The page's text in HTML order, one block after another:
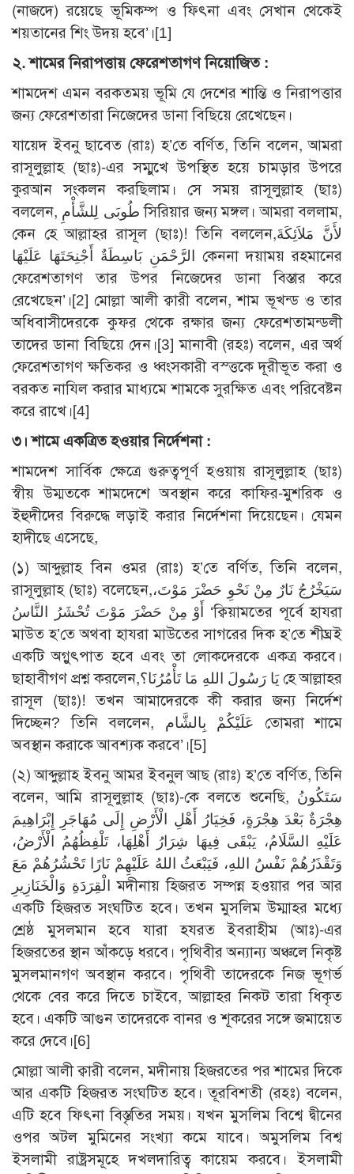
(নাজদে) রয়েছে ভূমিকম্প ও ফিৎনা এবং সেখান থেকেই
শয়তানের শিং উদয় হবে’।[1]
২. শামের নিরাপত্তায় ফেরেশতাগণ নিয়োজিত :
শামদেশ এমন বরকতময় ভূমি যে দেশের শান্তি ও নিরাপত্তার
জন্য ফেরেশতারা নিজেদের ডানা বিছিয়ে রেখেছেন।
যায়েদ ইবনু ছাবেত (রাঃ) হ’তে বর্ণিত, তিনি বলেন, আমরা
রাসূলুল্লাহ (ছাঃ)-এর সম্মুখে উপস্থিত হয়ে চামড়ার উপরে
কুরআন সংকলন করছিলাম। সে সময় রাসূলুল্লাহ (ছাঃ)
বললেন, طُوبَى لِلشَّأْمِ সিরিয়ার জন্য মঙ্গল। আমরা বললাম,
কেন হে আল্লাহর রাসূল (ছাঃ)! তিনি বললেন,لأَنَّ مَلاَئِكَةَ
الرَّحْمَنِ بَاسِطَةٌ أَجْنِحَتَهَا عَلَيْهَا কেননা দয়াময় রহমানের
ফেরেশতাগণ তার উপর নিজেদের ডানা বিস্তার করে
রেখেছেন’।[2] মোল্লা আলী ক্বারী বলেন, শাম ভূখন্ড ও তার
অধিবাসীদেরকে কুফর থেকে রক্ষার জন্য ফেরেশতামন্ডলী
তাদের ডানা বিছিয়ে দেন।[3] মানাবী (রহঃ) বলেন, এর অর্থ
ফেরেশতাগণ ক্ষতিকর ও ধ্বংসকারী বস্ত্তকে দূরীভূত করা ও
বরকত নাযিল করার মাধ্যমে শামকে সুরক্ষিত এবং পরিবেষ্টন
করে রাখে।[4]
৩ ।শামে একত্রিত হওয়ার নির্দেশনা :
শামদেশ সার্বিক ক্ষেত্রে গুরুত্বপূর্ণ হওয়ায় রাসূলুল্লাহ (ছাঃ)
স্বীয় উম্মতকে শামদেশে অবস্থান করে কাফির-মুশরিক ও
ইহুদীদের বিরুদ্ধে লড়াই করার নির্দেশনা দিয়েছেন। যেমন
হাদীছে এসেছে,
(১) আব্দুল্লাহ বিন ওমর (রাঃ) হ’তে বর্ণিত, তিনি বলেন,
রাসূলুল্লাহ (ছাঃ) বলেছেন,سَيَخْرُجُ نَارٌ مِنْ نَحْوِ حَضْرَ مَوْتَ،
أَوْ مِنْ حَضْرَ مَوْتَ تُحْشَرُ النَّاسُ ‘ক্বিয়ামতের পূর্বে হাযরা
মাউত হ’তে অথবা হাযরা মাউতের সাগরের দিক হ’তে শীঘ্রই
একটি অগ্নুৎপাত হবে এবং তা লোকদেরকে একত্র করবে।
ছাহাবীগণ প্রশ্ন করলেন,يَا رَسُولَ اللهِ مَا تَأْمُرُنَا؟ হে আল্লাহর
রাসূল (ছাঃ)! তখন আমাদেরকে কী করার জন্য নির্দেশ
দিচ্ছেন? তিনি বললেন, عَلَيْكُمْ بِالشَّام তোমরা শামে
অবস্থান করাকে আবশ্যক করবে’।[5]
(২) আব্দুল্লাহ ইবনু আমর ইবনুল আছ (রাঃ) হ’তে বর্ণিত, তিনি
বলেন, আমি রাসূলুল্লাহ (ছাঃ)-কে বলতে শুনেছি, سَتَكُونُ
هِجْرَةٌ بَعْدَ هِجْرَةٍ، فَخِيَارُ أَهْلِ الْأَرْضِ إِلَى مُهَاجَرِ إِبْرَاهِيمَ
عَلَيْهِ السَّلَامُ، يَبْقَى فِيهَا شِرَارُ أَهْلِهَا، تَلْفِظُهُمُ الْأَرْضُ،
وَتَقْذَرُهُمْ نَفْسُ اللهِ، فَيَبْعَثُ اللهُ عَلَيْهِمْ نَارًا تَحْشُرُهُمْ مَعَ
الْقِرَدَةِ وَالْخَنَازِيرِ মদীনায় হিজরত সম্পন্ন হওয়ার পর আর
একটি হিজরত সংঘটিত হবে। তখন মুসলিম উম্মাহর মধ্যে
শ্রেষ্ঠ মুসলমান হবে যারা হযরত ইবরাহীম (আঃ)-এর
হিজরতের স্থান আঁকড়ে ধরবে। পৃথিবীর অন্যান্য অঞ্চলে নিকৃষ্ট
মুসলমানগণ অবস্থান করবে। পৃথিবী তাদেরকে নিজ ভূগর্ভ
থেকে বের করে দিতে চাইবে, আল্লাহর নিকট তারা ধিকৃত
হবে। একটি আগুন তাদেরকে বানর ও শূকরের সঙ্গে জমায়েত
করে দেবে।[6]
মোল্লা আলী ক্বারী বলেন, মদীনায় হিজরতের পর শামের দিকে
আর একটি হিজরত সংঘটিত হবে। তূরবিশতী (রহঃ) বলেন,
এটি হবে ফিৎনা বিস্তৃতির সময়। যখন মুসলিম বিশ্বে দ্বীনের
ওপর অটল মুমিনের সংখ্যা কমে যাবে। অমুসলিম বিশ্ব
ইসলামী রাষ্ট্রসমূহে দখলদারিত্ব কায়েম করবে। ইসলামী